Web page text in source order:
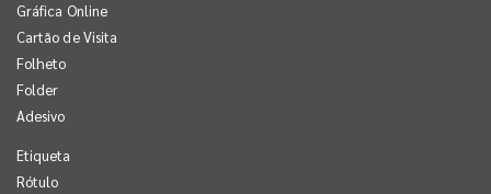
Gráfica Online
Cartão de Visita
Folheto
Folder
Adesivo
Etiqueta
Rótulo